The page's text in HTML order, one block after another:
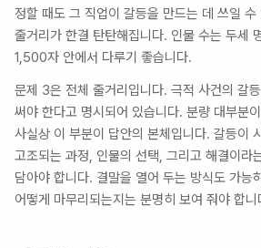
정할 때도 그 직업이 갈등을 만드는 데 쓰일 수
줄거리가 한결 탄탄해집니다. 인물 수는 두세
1,500자 안에서 다루기 좋습니다.
문제 3은 전체 줄거리입니다. 극적 사건의 갈
써야 한다고 명시되어 있습니다. 분량 대부분
사실상 이 부분이 답안의 본체입니다. 갈등이
고조되는 과정, 인물의 선택, 그리고 해결이라
담아야 합니다. 결말을 열어 두는 방식도 가능
어떻게 마무리되는지는 분명히 보여 줘야 합니